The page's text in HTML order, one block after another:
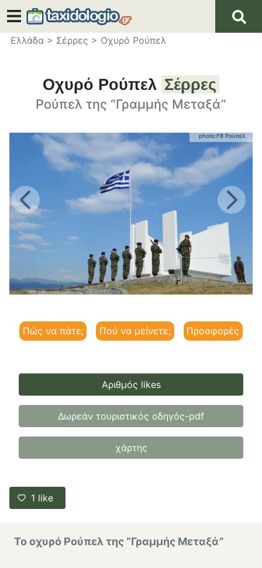
Ελλάδα > Σέρρες > Οχυρό Ρούπελ
Οχυρό Ρούπελ Σέρρες
Ρούπελ της “Γραμμής Μεταξά”
photo:FB Ρούπελ
Πώς να πάτε; Πού να μείνετε; Προσφορές
Αριθμός likes
Δωρεάν τουριστικός οδηγός-pdf
χάρτης
1 like
Το οχυρό Ρούπελ της “Γραμμής Μεταξά”